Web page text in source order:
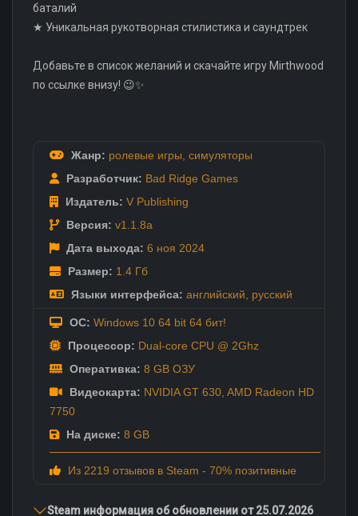
баталий
★ Уникальная рукотворная стилистика и саундтрек
Добавьте в список желаний и скачайте игру Mirthwood
по ссылке внизу! 😉✨
Жанр: ролевые игры симуляторы
Разработчик: Bad Ridge Games
Издатель: V Publishing
Версия: v1.1.8a
Дата выхода: 6 ноя 2024
Размер: 1.4 Гб
Языки интерфейса: английский русский
ОС: Windows 10 64 bit 64 бит!
Процессор: Dual-core CPU @ 2Ghz
Оперативка: 8 GB ОЗУ
Видеокарта: NVIDIA GT 630, AMD Radeon HD
7750
На диске: 8 GB
Из 2219 отзывов в Steam - 70% позитивные
Steam информация об обновлении от 25.07.2026